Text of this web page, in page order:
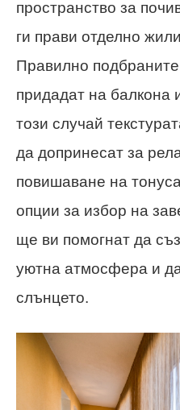
пространство за
ги прави отделно
Правилно
придадат на балкона
този случай
да допринесат за
повишаване на
опции за избор на
ще ви помогнат да
уютна атмосфера и
слънцето.